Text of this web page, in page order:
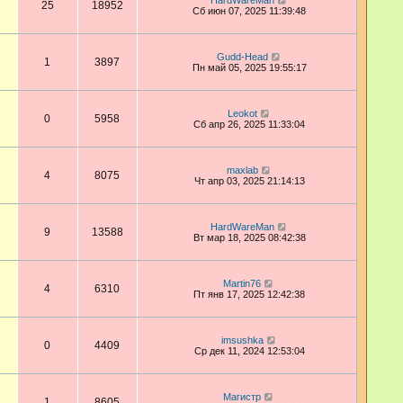
25 18952
Сб июн 07, 2025 11:39:48
1 3897
Gudd-Head
Пн май 05, 2025 19:55:17
0 5958
Leokot
Сб апр 26, 2025 11:33:04
4 8075
maxlab
Чт апр 03, 2025 21:14:13
9 13588
HardWareMan
Вт мар 18, 2025 08:42:38
4 6310
Martin76
Пт янв 17, 2025 12:42:38
0 4409
imsushka
Ср дек 11, 2024 12:53:04
Магистр